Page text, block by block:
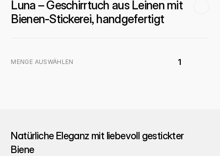
Luna – Geschirrtuch aus Leinen mit
Bienen-Stickerei, handgefertigt
MENGE AUSWÄHLEN 1
Natürliche Eleganz mit liebevoll gestickter
Biene